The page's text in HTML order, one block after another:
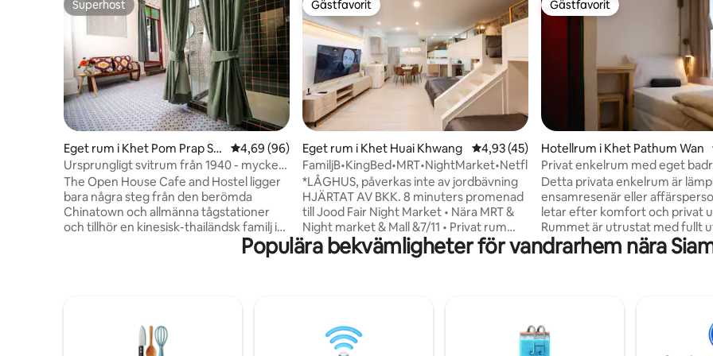
Superhost
Superhost
Eget rum i Khet Pom Prap Sat
tru Phai
4,69 av 5 i genomsnittligt betyg, 96 omdömen
4,69 (96)
Ursprungligt svitrum från 1940 - mycket
lokalt!
The Open House Cafe and Hostel ligger
bara några steg från den berömda
Chinatown och allmänna tågstationer
och tillhör en kinesisk-thailändsk familj i
över 80 år. Vår farfar som var snickare
och entreprenör byggde ursprungligen
element. Vi behåller de flesta av de
nostalgiska föremålen och till och med
Gästfavorit
Gästfavorit
Eget rum i Khet Huai Khwang 4,93 av 5 i genomsnittligt betyg, 45
4,93 (45)
FamiljB•KingBed•MRT•NightMarket•Netflix•DailyClean
*LÅGHUS, påverkas inte av jordbävning
HJÄRTAT AV BKK. 8 minuters promenad
till Jood Fair Night Market • Nära MRT &
Night market & Mall &7/11 • Privat rum
och badrum • Daglig städning;
Dammsugning, tömning av papperskorg
station. Omgiven av restauranger,
gallerior, gatumat och nattmarknad
Gästfavorit
Gästfavorit
Hotellrum i Khet Pathum Wan
Privat enkelrum med eget
Detta privata enkelrum är
ensamresenär eller
letar efter komfort och privat
Rummet är utrustat med fullt
faciliteter : - Toalett med eget
gratis toalettartiklar - Hårtork -
också mycket bekvämt att
med all kollektivtrafik som
Populära bekvämligheter för vandrarhem nära